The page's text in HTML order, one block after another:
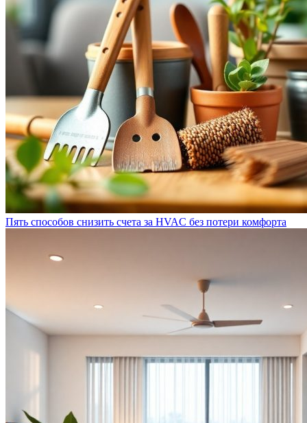
Пять способов снизить счета за HVAC без потери комфорта